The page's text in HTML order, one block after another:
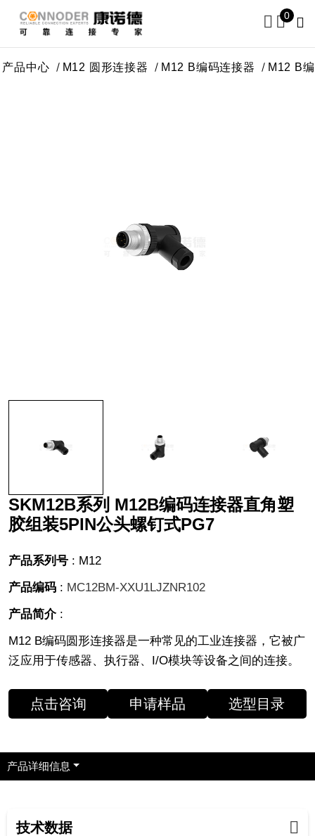
0
产品中心 M12 圆形连接器 M12 B编码连接器
SKM12B系列 M12B编码连接器直角塑
胶组装5PIN公头螺钉式PG7
产品系列号 : M12
产品编码 : MC12BM-XXU1LJZNR102
产品简介:
M12 B编码圆形连接器是一种常见的工业连接器，它被广
泛应用于传感器、执行器、I/O模块等设备之间的连接。
点击咨询 申请样品 选型目录
产品详细信息
技术数据